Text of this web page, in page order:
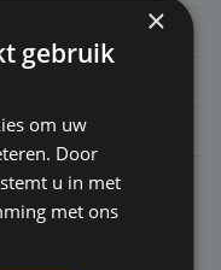
×
gebruik
om uw
Door
u in met
met ons